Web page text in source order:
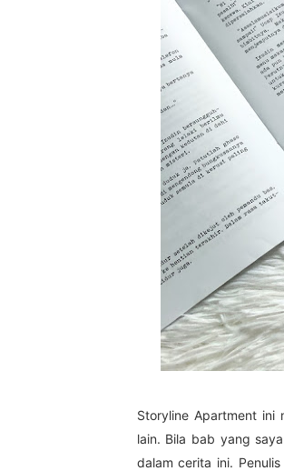
Storyline Apartment
lain. Bila bab yang
dalam cerita ini.